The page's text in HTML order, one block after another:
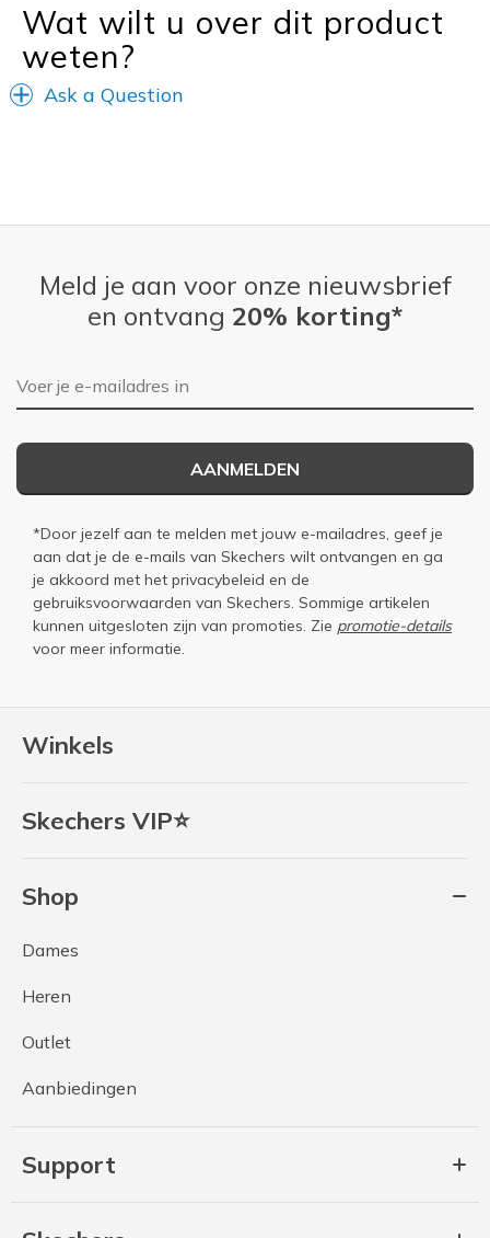
Wat wilt u over dit product
weten?
Ask a Question
Winkels
Skechers VIP⭐
Shop
Dames
Heren
Outlet
Aanbiedingen
Support
Meld je aan voor onze nieuwsbrief
en ontvang 20% korting*
E-mailadres
AANMELDEN
*Door jezelf aan te melden met jouw e-mailadres, geef je
aan dat je de e-mails van Skechers wilt ontvangen en ga
je akkoord met het privacybeleid en de
gebruiksvoorwaarden van Skechers. Sommige artikelen
kunnen uitgesloten zijn van promoties. Zie promotie-details
voor meer informatie.